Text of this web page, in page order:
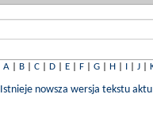
A| B| C| D| E| F| G| H| I| J|
Istnieje nowsza wersja tekstu aktu